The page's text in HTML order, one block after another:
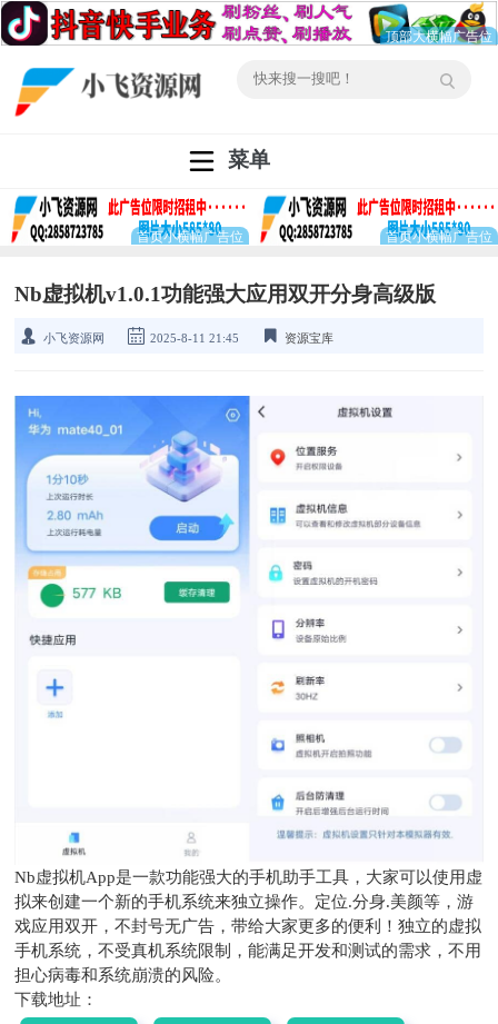
菜单
Nb虚拟机v1.0.1功能强大应用双开分身高级版
小飞资源网 2025-8-11 21:45 资源宝库
Nb虚拟机App是一款功能强大的手机助手工具，大家可以使用虚
拟来创建一个新的手机系统来独立操作。定位.分身.美颜等，游
戏应用双开，不封号无广告，带给大家更多的便利！独立的虚拟
手机系统，不受真机系统限制，能满足开发和测试的需求，不用
担心病毒和系统崩溃的风险。
下载地址：